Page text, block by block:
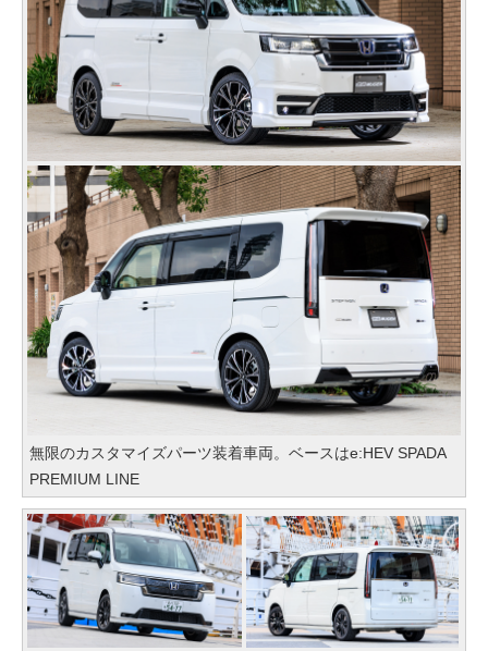
無限のカスタマイズパーツ装着車両。ベースはe:HEV SPADA
PREMIUM LINE